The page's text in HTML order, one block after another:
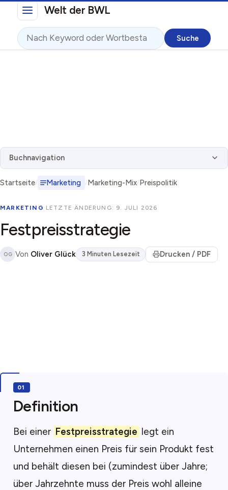
Direkt zum InhaltWelt der BWL
Suche
Buchnavigation
Startseite Marketing Marketing-Mix Preispolitik
MARKETING · LETZTE ÄNDERUNG: 9. JULI 2026
Festpreisstrategie
OG Von Oliver Glück 3 Minuten Lesezeit Drucken / PDF
Definition
Bei einer Festpreisstrategie legt ein
Unternehmen einen Preis für sein Produkt fest
und behält diesen bei (zumindest über Jahre;
über Jahrzehnte muss der Preis wohl alleine